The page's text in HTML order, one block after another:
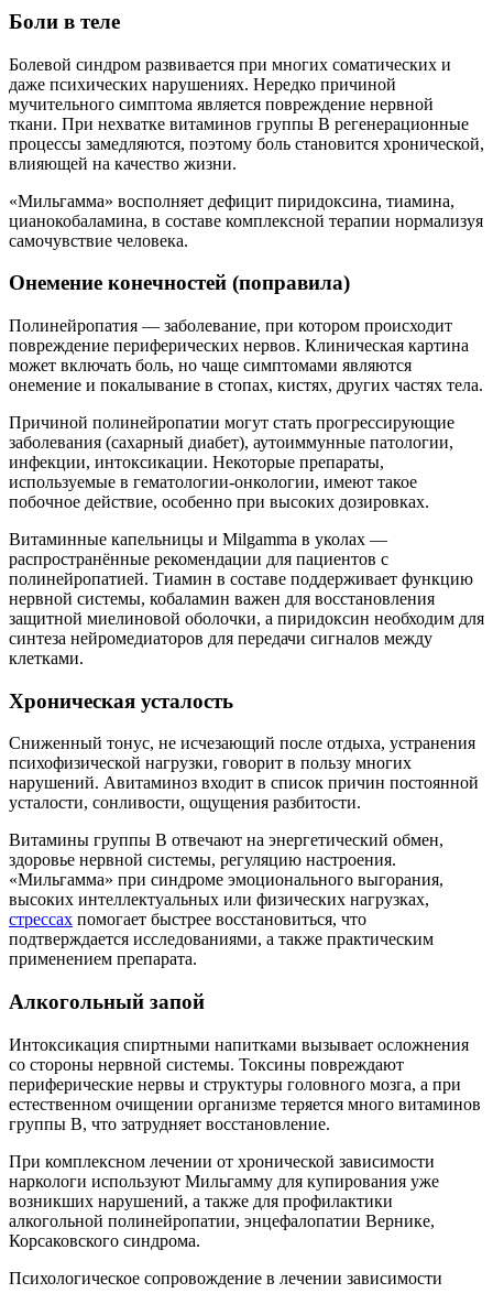
Боли в теле
Болевой синдром развивается при многих соматических и
даже психических нарушениях. Нередко причиной
мучительного симптома является повреждение нервной
ткани. При нехватке витаминов группы В регенерационные
процессы замедляются, поэтому боль становится хронической,
влияющей на качество жизни.
«Мильгамма» восполняет дефицит пиридоксина, тиамина,
цианокобаламина, в составе комплексной терапии нормализуя
самочувствие человека.
Онемение конечностей (поправила)
Полинейропатия — заболевание, при котором происходит
повреждение периферических нервов. Клиническая картина
может включать боль, но чаще симптомами являются
онемение и покалывание в стопах, кистях, других частях тела.
Причиной полинейропатии могут стать прогрессирующие
заболевания (сахарный диабет), аутоиммунные патологии,
инфекции, интоксикации. Некоторые препараты,
используемые в гематологии-онкологии, имеют такое
побочное действие, особенно при высоких дозировках.
Витаминные капельницы и Milgamma в уколах —
распространённые рекомендации для пациентов с
полинейропатией. Тиамин в составе поддерживает функцию
нервной системы, кобаламин важен для восстановления
защитной миелиновой оболочки, а пиридоксин необходим для
синтеза нейромедиаторов для передачи сигналов между
клетками.
Хроническая усталость
Сниженный тонус, не исчезающий после отдыха, устранения
психофизической нагрузки, говорит в пользу многих
нарушений. Авитаминоз входит в список причин постоянной
усталости, сонливости, ощущения разбитости.
Витамины группы В отвечают на энергетический обмен,
здоровье нервной системы, регуляцию настроения.
«Мильгамма» при синдроме эмоционального выгорания,
высоких интеллектуальных или физических нагрузках,
стрессах помогает быстрее восстановиться, что
подтверждается исследованиями, а также практическим
применением препарата.
Алкогольный запой
Интоксикация спиртными напитками вызывает осложнения
со стороны нервной системы. Токсины повреждают
периферические нервы и структуры головного мозга, а при
естественном очищении организме теряется много витаминов
группы В, что затрудняет восстановление.
При комплексном лечении от хронической зависимости
наркологи используют Мильгамму для купирования уже
возникших нарушений, а также для профилактики
алкогольной полинейропатии, энцефалопатии Вернике,
Корсаковского синдрома.
Психологическое сопровождение в лечении зависимости